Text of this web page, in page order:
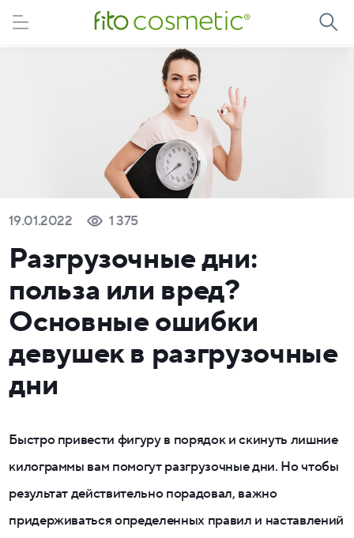
19.01.2022 1 375
Разгрузочные дни:
польза или вред?
Основные ошибки
девушек в разгрузочные
дни
Быстро привести фигуру в порядок и скинуть лишние
килограммы вам помогут разгрузочные дни. Но чтобы
результат действительно порадовал, важно
придерживаться определенных правил и наставлений